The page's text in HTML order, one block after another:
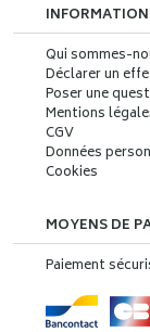
Qui sommes-
Déclarer un
Poser une
Mentions
CGV
Données
Cookies
MOYENS DE
Paiement